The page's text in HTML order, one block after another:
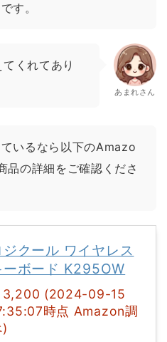
す。
くれてあり
あまれさん
いるなら以下のAmazo
品の詳細をご確認くださ
ジクール ワイヤレス
ーボード K295OW
3,200 (2024-09-15
時点 Amazon調